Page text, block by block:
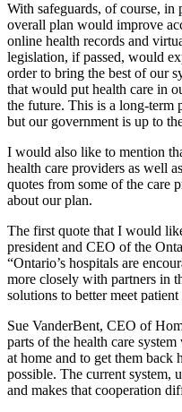
With safeguards, of course,
overall plan would improve
online health records and
legislation, if passed, would
order to bring the best of our
that would put health care in
the future. This is a long-
but our government is up to
I would also like to mention
health care providers as well
quotes from some of the care
about our plan.
The first quote that I would
president and CEO of the
“Ontario’s hospitals are
more closely with partners in
solutions to better meet patient
Sue VanderBent, CEO of
parts of the health care
at home and to get them back
possible. The current system,
and makes that cooperation